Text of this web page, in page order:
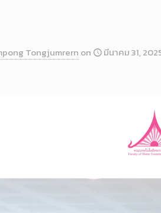
Tongjumrern on มีนาคม 31,